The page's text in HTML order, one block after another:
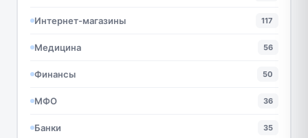
Интернет-магазины 117
Медицина 56
Финансы 50
МФО 36
Банки 35